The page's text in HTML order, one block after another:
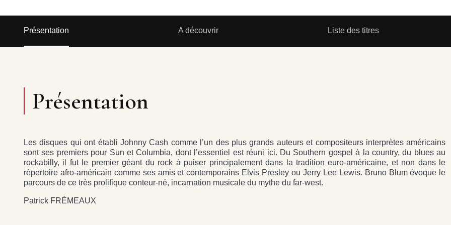
Présentation A découvrir Liste des titres
Présentation
Les disques qui ont établi Johnny Cash comme l’un des plus grands auteurs et compositeurs interprètes américains
sont ses premiers pour Sun et Columbia, dont l’essentiel est réuni ici. Du Southern gospel à la country, du blues au
rockabilly, il fut le premier géant du rock à puiser principalement dans la tradition euro-américaine, et non dans le
répertoire afro-américain comme ses amis et contemporains Elvis Presley ou Jerry Lee Lewis. Bruno Blum évoque le
parcours de ce très prolifique conteur-né, incarnation musicale du mythe du far-west.
Patrick FRÉMEAUX